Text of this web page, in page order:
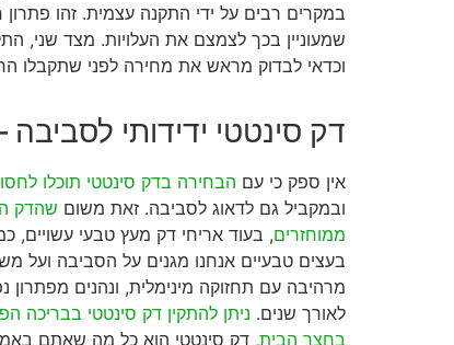
במקרים רבים על ידי התקנה עצמית. זהו פתרון
שמעוניין בכך לצמצם את העלויות. מצד שני,
וכדאי לבדוק מראש את מחירה לפני שתקבלו
דק סינטטי ידידותי לסביבה
אין ספק כי עם הבחירה בדק סינטטי תוכלו
ובמקביל גם לדאוג לסביבה. זאת משום שהדק
ממוחזרים, בעוד אריחי דק מעץ טבעי עשויים,
בעצים טבעיים אנחנו מגנים על הסביבה ועל
מרהיבה עם תחזוקה מינימלית, ונהנים מפתרון
לאורך שנים. ניתן להתקין דק סינטטי בבריכה
בחצר הבית, דק סינטטי הוא כל מה שאתם באמת